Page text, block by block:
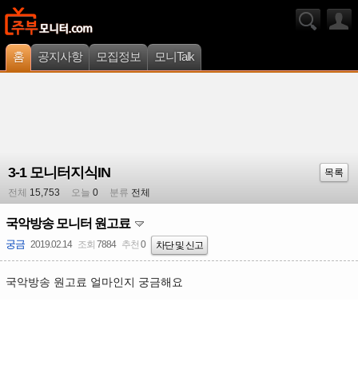
홈 공지사항 모집정보 모니Talk
3-1 모니터지식IN
목록
전체 15,753 오늘 0 분류 전체
국악방송 모니터 원고료
궁금 2019.02.14 조회 7884 추천 0 차단 및 신고
국악방송 원고료 얼마인지 궁금해요